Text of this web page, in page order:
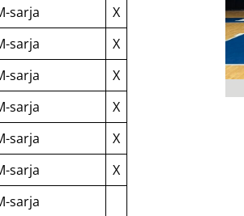
sarja
X
sarja
X
sarja
X
sarja
X
sarja
X
sarja
X
sarja